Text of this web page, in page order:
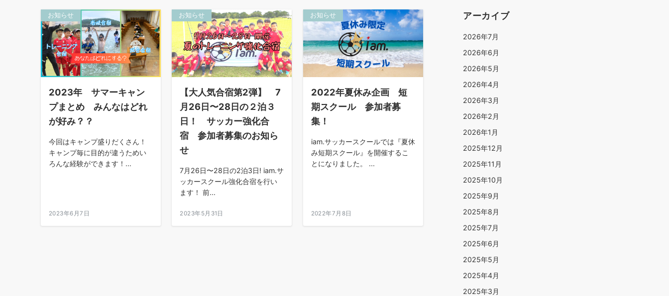
お知らせ
2023年 サマーキャン
プまとめ みんなはどれ
が好み？？
今回はキャンプ盛りだくさん！
キャンプ毎に目的が違うためい
ろんな経験ができます！...
2023年6月7日
お知らせ
【大人気合宿第2弾】 7
月26日〜28日の２泊３
日！ サッカー強化合
宿 参加者募集のお知ら
せ
7月26日〜28日の2泊3日! iam.サ
ッカースクール強化合宿を行い
ます！ 前...
2023年5月31日
お知らせ
2022年夏休み企画 短
期スクール 参加者募
集！
iam.サッカースクールでは『夏休
み短期スクール』を開催するこ
とになりました。 ...
2022年7月8日
アーカイブ
2026年7月
2026年6月
2026年5月
2026年4月
2026年3月
2026年2月
2026年1月
2025年12月
2025年11月
2025年10月
2025年9月
2025年8月
2025年7月
2025年6月
2025年5月
2025年4月
2025年3月